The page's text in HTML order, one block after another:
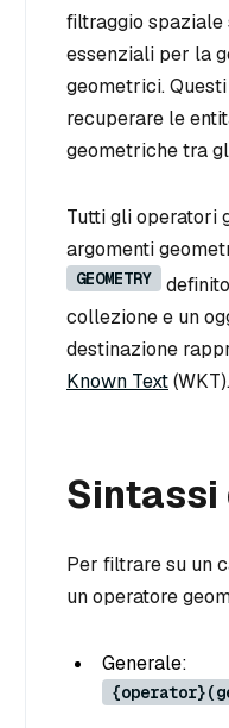
filtraggio spaziale
essenziali per la
geometrici.
recuperare le
geometriche tra
Tutti gli operatori
argomenti
GEOMETRY
collezione e un
destinazione
Known Text(WKT).
Sintassi
Per filtrare su un
un operatore
Generale: